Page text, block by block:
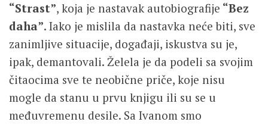
“Strast”, koja je nastavak autobiografije “Bez
daha”. Iako je mislila da nastavka neće biti, sve
zanimljive situacije, događaji, iskustva su je,
ipak, demantovali. Želela je da podeli sa svojim
čitaocima sve te neobične priče, koje nisu
mogle da stanu u prvu knjigu ili su se u
međuvremenu desile. Sa Ivanom smo